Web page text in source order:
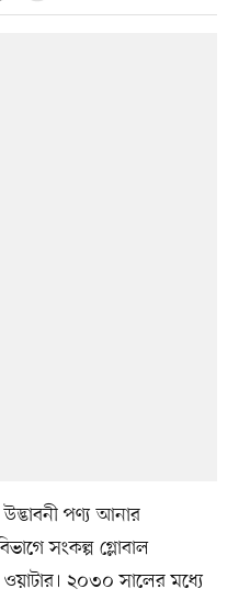
পণ্য আনার
সংকল্প গ্লোবাল
২০৩০ সালের মধ্যে